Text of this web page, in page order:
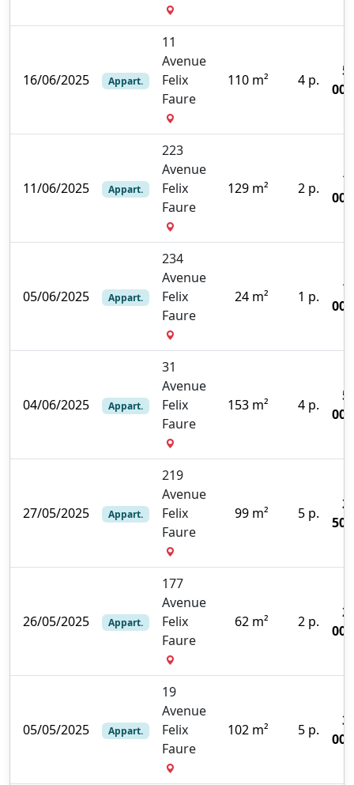
16/06/2025 Appart.
11
Avenue
Felix
Faure
110 m² 4 p.
11/06/2025 Appart.
223
Avenue
Felix
Faure
129 m² 2 p.
05/06/2025 Appart.
234
Avenue
Felix
Faure
24 m² 1 p.
04/06/2025 Appart.
31
Avenue
Felix
Faure
153 m² 4 p.
27/05/2025 Appart.
219
Avenue
Felix
Faure
99 m² 5 p.
26/05/2025 Appart.
177
Avenue
Felix
Faure
62 m² 2 p.
05/05/2025 Appart.
19
Avenue
Felix
Faure
102 m² 5 p.